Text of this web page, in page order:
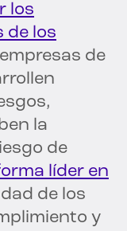
los
de los
de
la
de
líder en
de los
y